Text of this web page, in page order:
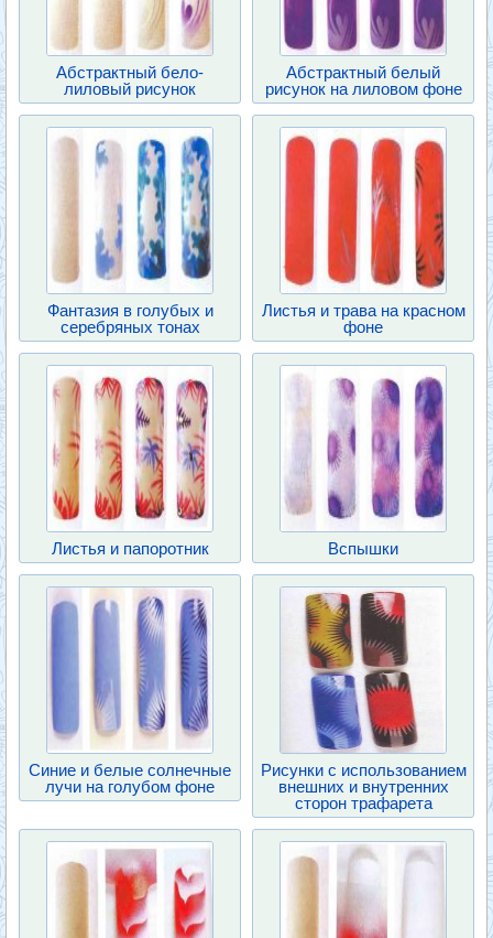
Абстрактный бело-
лиловый рисунок
Абстрактный белый
рисунок на лиловом фоне
Фантазия в голубых и
серебряных тонах
Листья и трава на красном
фоне
Листья и папоротник Вспышки
Синие и белые солнечные
лучи на голубом фоне
Рисунки с использованием
внешних и внутренних
сторон трафарета